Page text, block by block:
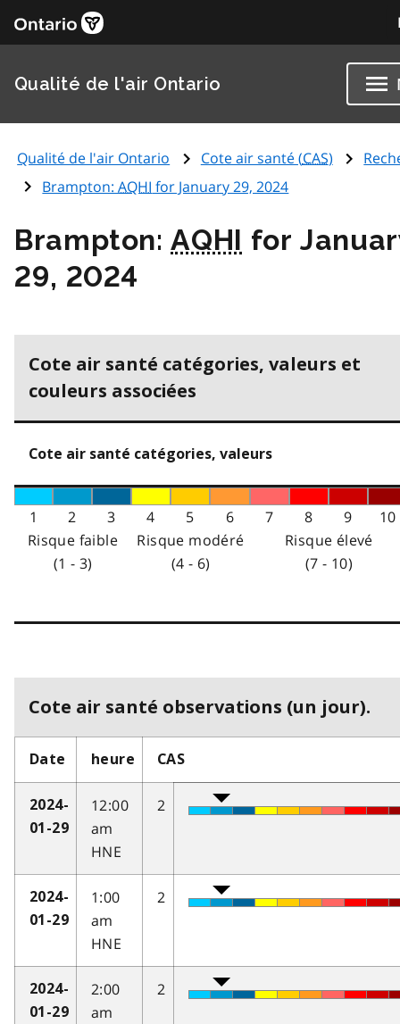
Qualité de l'air Ontario
Qualité de l'air Ontario Cote air santé (CAS)
Brampton:AQHI for January 29, 2024
Brampton:AQHI for
29, 2024
Cote air santé catégories, valeurs et
couleurs associées
Cote air santé catégories, valeurs
1 2 3 4 5 6 7 8 9
10
Risque faible
(1 - 3)
Risque modéré
(4 - 6)
Risque élevé
(7 - 10)
Cote air santé observations (un jour).
Date heure CAS
2024-
01-29
12:00
am
HNE
2
2024-
01-29
1:00
am
HNE
2
2024-
01-29
2:00
am
2